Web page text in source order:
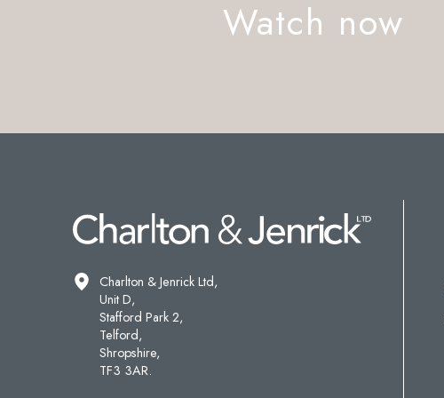
Watch now
Charlton & Jenrick Ltd,
Unit D,
Stafford Park 2,
Telford,
Shropshire,
TF3 3AR.